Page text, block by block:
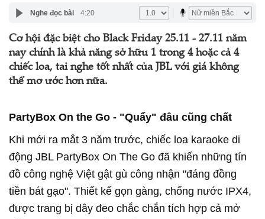
Nghe đọc bài 4:20
Cơ hội đặc biệt cho Black Friday 25.11 - 27.11 năm
nay chính là khả năng sở hữu 1 trong 4 hoặc cả 4
chiếc loa, tai nghe tốt nhất của JBL với giá không
thể mơ ước hơn nữa.
PartyBox On the Go - "Quẩy" đâu cũng chất
Khi mới ra mắt 3 năm trước, chiếc loa karaoke di
động JBL PartyBox On The Go đã khiến những tín
đồ công nghệ Việt gật gù công nhận "đáng đồng
tiền bát gạo". Thiết kế gọn gàng, chống nước IPX4,
được trang bị dây đeo chắc chắn tích hợp cả mở